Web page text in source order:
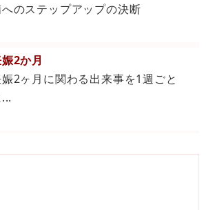
のステップアップの決断
2か月
2ヶ月に関わる出来事を1週ごと